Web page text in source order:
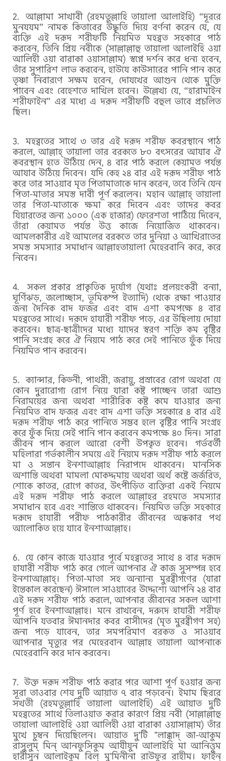
আল্লামা সাখাবী (রহমতুল্লাহি তায়ালা আলাইহি) “দূররে
মুনযযম” নামক কিতাবের উদ্ধৃতি দিয়ে বর্ণনা করেন যে, যে
ব্যক্তি এই দরূদ শরীফটি নিয়মিত মহব্বত সহকারে পাঠ
করবেন, তিনি প্রিয় নবীকে (সাল্লাল্লাহু তায়ালা আলাইহি ওয়া
আলিহী ওয়া বারাকা ওয়াসাল্লাম) স্বপ্নে দর্শন করে ধন্য হবেন,
তাঁর সুপারিশ লাভ করবেন, হাউযে কাউসারের পানি পান করে
তৃষ্ণা নিবারণে সক্ষম হবেন, দোযখের আগুন থেকে মুক্তি
পাবেন এবং বেহেশতে দাখিল হবেন। উল্লেখ্য যে, “হারামাইন
শরীফাইন” এর মধ্যে এ দরূদ শরীফটি বহুল ভাবে প্রচলিত
ছিল।
মহব্বতের সাথে ৩ তার এই দরূদ শরীফ কবরস্থানে পাঠ
করলে, আল্লাহ্ তায়ালা তার বরকতে ৮০ বৎসরের আযাব ঐ
কবরস্থান হতে উঠিয়ে দেন, ৪ বার পাঠ করলে কেয়ামত পর্যন্ত
আযাব উঠিয়ে দিবেন। যদি কেহ ২৪ বার এই দরূদ শরীফ পাঠ
করে তার সাওয়াব মৃত পিতামাতাকে দান করেন, তবে তিনি যেন
পিতা-মাতার সমস্ত দাবী পূর্ণ করলেন। মহান আল্লাহ্ তায়ালা
তার পিতা-মাতাকে ক্ষমা করে দিবেন এবং তাদের কবর
যিয়ারতের জন্য ১০০০ (এক হাজার) ফেরেশতা পাঠিয়ে দিবেন,
তাঁরা কেয়ামত পর্যন্ত উত্ত কাজে নিয়োজিত থাকবেন।
আমলকারীর এই আমলের বরকতে তার দুনিয়া ও আখিরাতের
সমস্ত সমস্যার সমাধান আল্লাহতায়ালা মেহেরবানি করে, করে
নিবেন।
সকল প্রকার প্রাকৃতিক দূর্যোগ (যথাঃ প্রলয়ংকরী বন্যা,
ঘূর্ণিঝড়, জলোচ্ছাস, ভূমিকম্প ইত্যাদি) থেকে রক্ষা পাওয়ার
জন্য দৈনিক বাদ ফজর এবং বাদ এশা কমপক্ষে ৪ বার
মহব্বতের সাথে। দরূদে হাযারী শরীফ পড়ে, এর উছিলায় দোয়া
করবেন। ছাত্র-ছাত্রীদের মধ্যে যাদের স্বরণ শক্তি কম বৃষ্টির
পানি সংগ্রহ করে ঐ নিয়মে পাঠ করে সেই পানিতে ফুঁক দিয়ে
নিয়মিত পান করবেন।
ক্যান্সার, কিড্নী, পাথরী, জরায়ু, প্রস্রাবের রোগ অথবা যে
কোন দুরারোগ্য রোগ নিয়ে যারা কষ্ট পাচ্ছেন তারা আশু
নিরাময়ের জন্য অথবা শারীরিক কষ্ট কমে যাওয়ার জন্য
নিয়মিত বাদ ফজর এবং বাদ এশা ভক্তি সহকারে ৪ বার এই
দরূদ শরীফ পাঠ করে পানিতে সম্ভব হলে বৃষ্টির পানি সংগ্রহ
করে ফুঁক দিয়ে সেই পানি পান করবেন কমপক্ষে ৪০ দিন। সারা
জীবন পান করলে আরো বেশী উপকৃত হবেন। গর্ভবর্তী
মহিলারা গর্ভকালীন সময়ে এই নিয়মে দরূদ শরীফ পাঠ করলে
মা ও সন্তান ইনশাআল্লাহ নিরাপদে থাকবেন। মানসিক
অশান্তি অথবা মামলা মোকদ্দমায় অথবা অর্থ কষ্টে জর্জরিত,
শোকে কাতর, রোগে কাতর, উৎপীড়িত ব্যক্তিরা একই নিয়মে
এই দরূদ শরীফ পাঠ করলে আল্লাহর রহমতে সমস্যার
সমাধান হবে এবং শান্তিতে থাকবেন। নিয়মিত ভক্তি সহকারে
দরূদে হাযারী পরীফ পাঠকারীর জীবনের অন্ধকার পথ
আলোকিত হয়ে যাবে ইনশাআল্লাহ।
যে কোন কাজে যাওয়ার পূর্বে মহব্বতের সাথে ৪ বার দরূদে
হাযারী শরীফ পাঠ করে গেলে আপনার ঐ কাজ সুসম্পন্ন হবে
ইনশাআল্লাহ্। পিতা-মাতা সহ অন্যান্য মুরব্বীগণের (যারা
ইন্তেকাল করেছেন) ঈসালে সাওয়াবের উদ্দেশ্যে আপনি ২৪ বার
এই দরূদ শরীফ পাঠ করলে, আপনার জীবনের সকল আশা
পূর্ণ হবে ইনশাআল্লাহ। মনে রাখবেন, দরুদে হাযারী শরীফ
আপনি যতবার ঈমানদার কবর বাসীদের (মৃত মুরব্বীগণ সহ)
জন্য পড়ে যাবেন, তার সমপরিমাণ বরকত ও সাওয়াব
আপনার মৃত্যুর পর মেহেরবান আল্লাহ তায়ালা আপনাকে
মেহেরবানি করে দান করবেন।
উক্ত দরূদ শরীফ পাঠ করার পরে আশা পূর্ণ হওয়ার জন্য
সূরা তাওবার শেষ দুটি আয়াত ৭ বার পড়বেন। ইমাম ছিররে
সখতী (রহমতুল্লাহি তায়ালা আলাইহি) এই আয়াত দুটি
মহব্বতের সাথে তিলাওয়াত করার কারণে প্রিয় নবী (সাল্লাল্লাহু
তায়ালা আলাইহি ওয়া আলিহী ওয়া বারাকা ওয়াসাল্লাম) তাঁর
মুখে চুম্বন দিয়েছিলেন। আয়াত দু'টি "লাক্কাদ্ জা-আকুম
রাসুলুম্ মিন্ আনফুসিকুম আযীযুন আলাইহি মা আনিত্তুম
হারীসুন আলাইকুম বিল্ মু'মিনীনা রাউফুর রাহীম। ফাইন্